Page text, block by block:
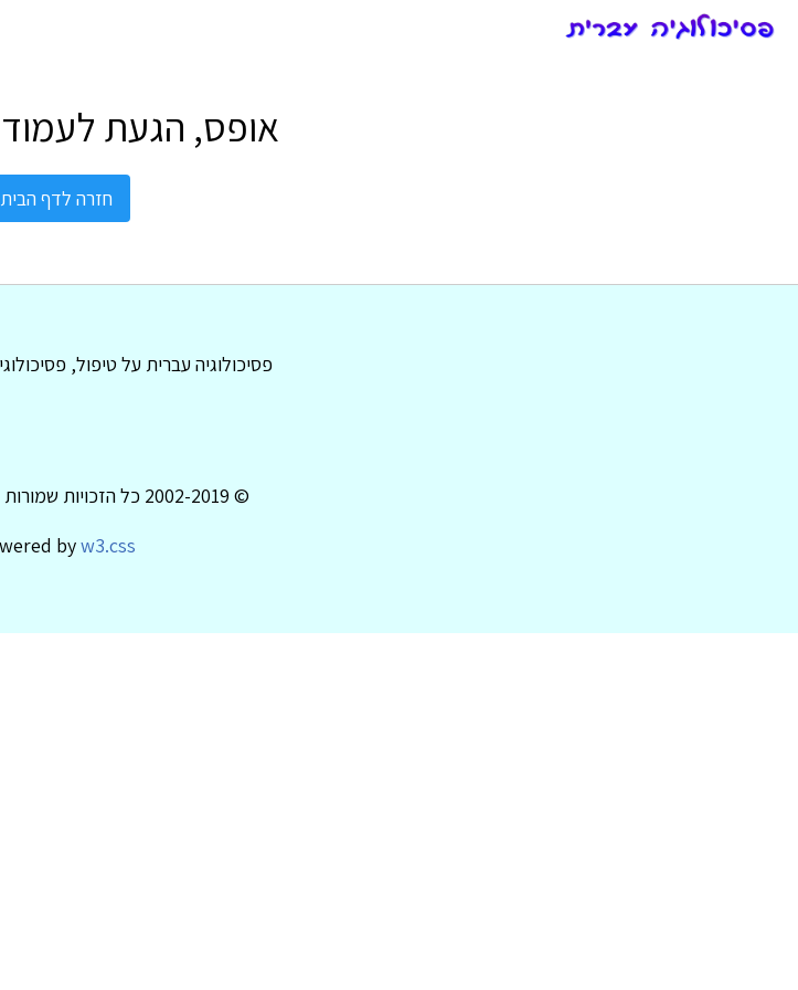
אופס, הגעת לעמוד
חזרה לדף הבית
פסיכולוגיה עברית על טיפול,
© 2002-2019 כל הזכויות שמורות לפסיכולוגיה עברית
byw3.css